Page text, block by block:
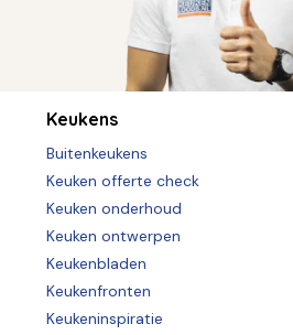
Keukens
Buitenkeukens
Keuken offerte check
Keuken onderhoud
Keuken ontwerpen
Keukenbladen
Keukenfronten
Keukeninspiratie